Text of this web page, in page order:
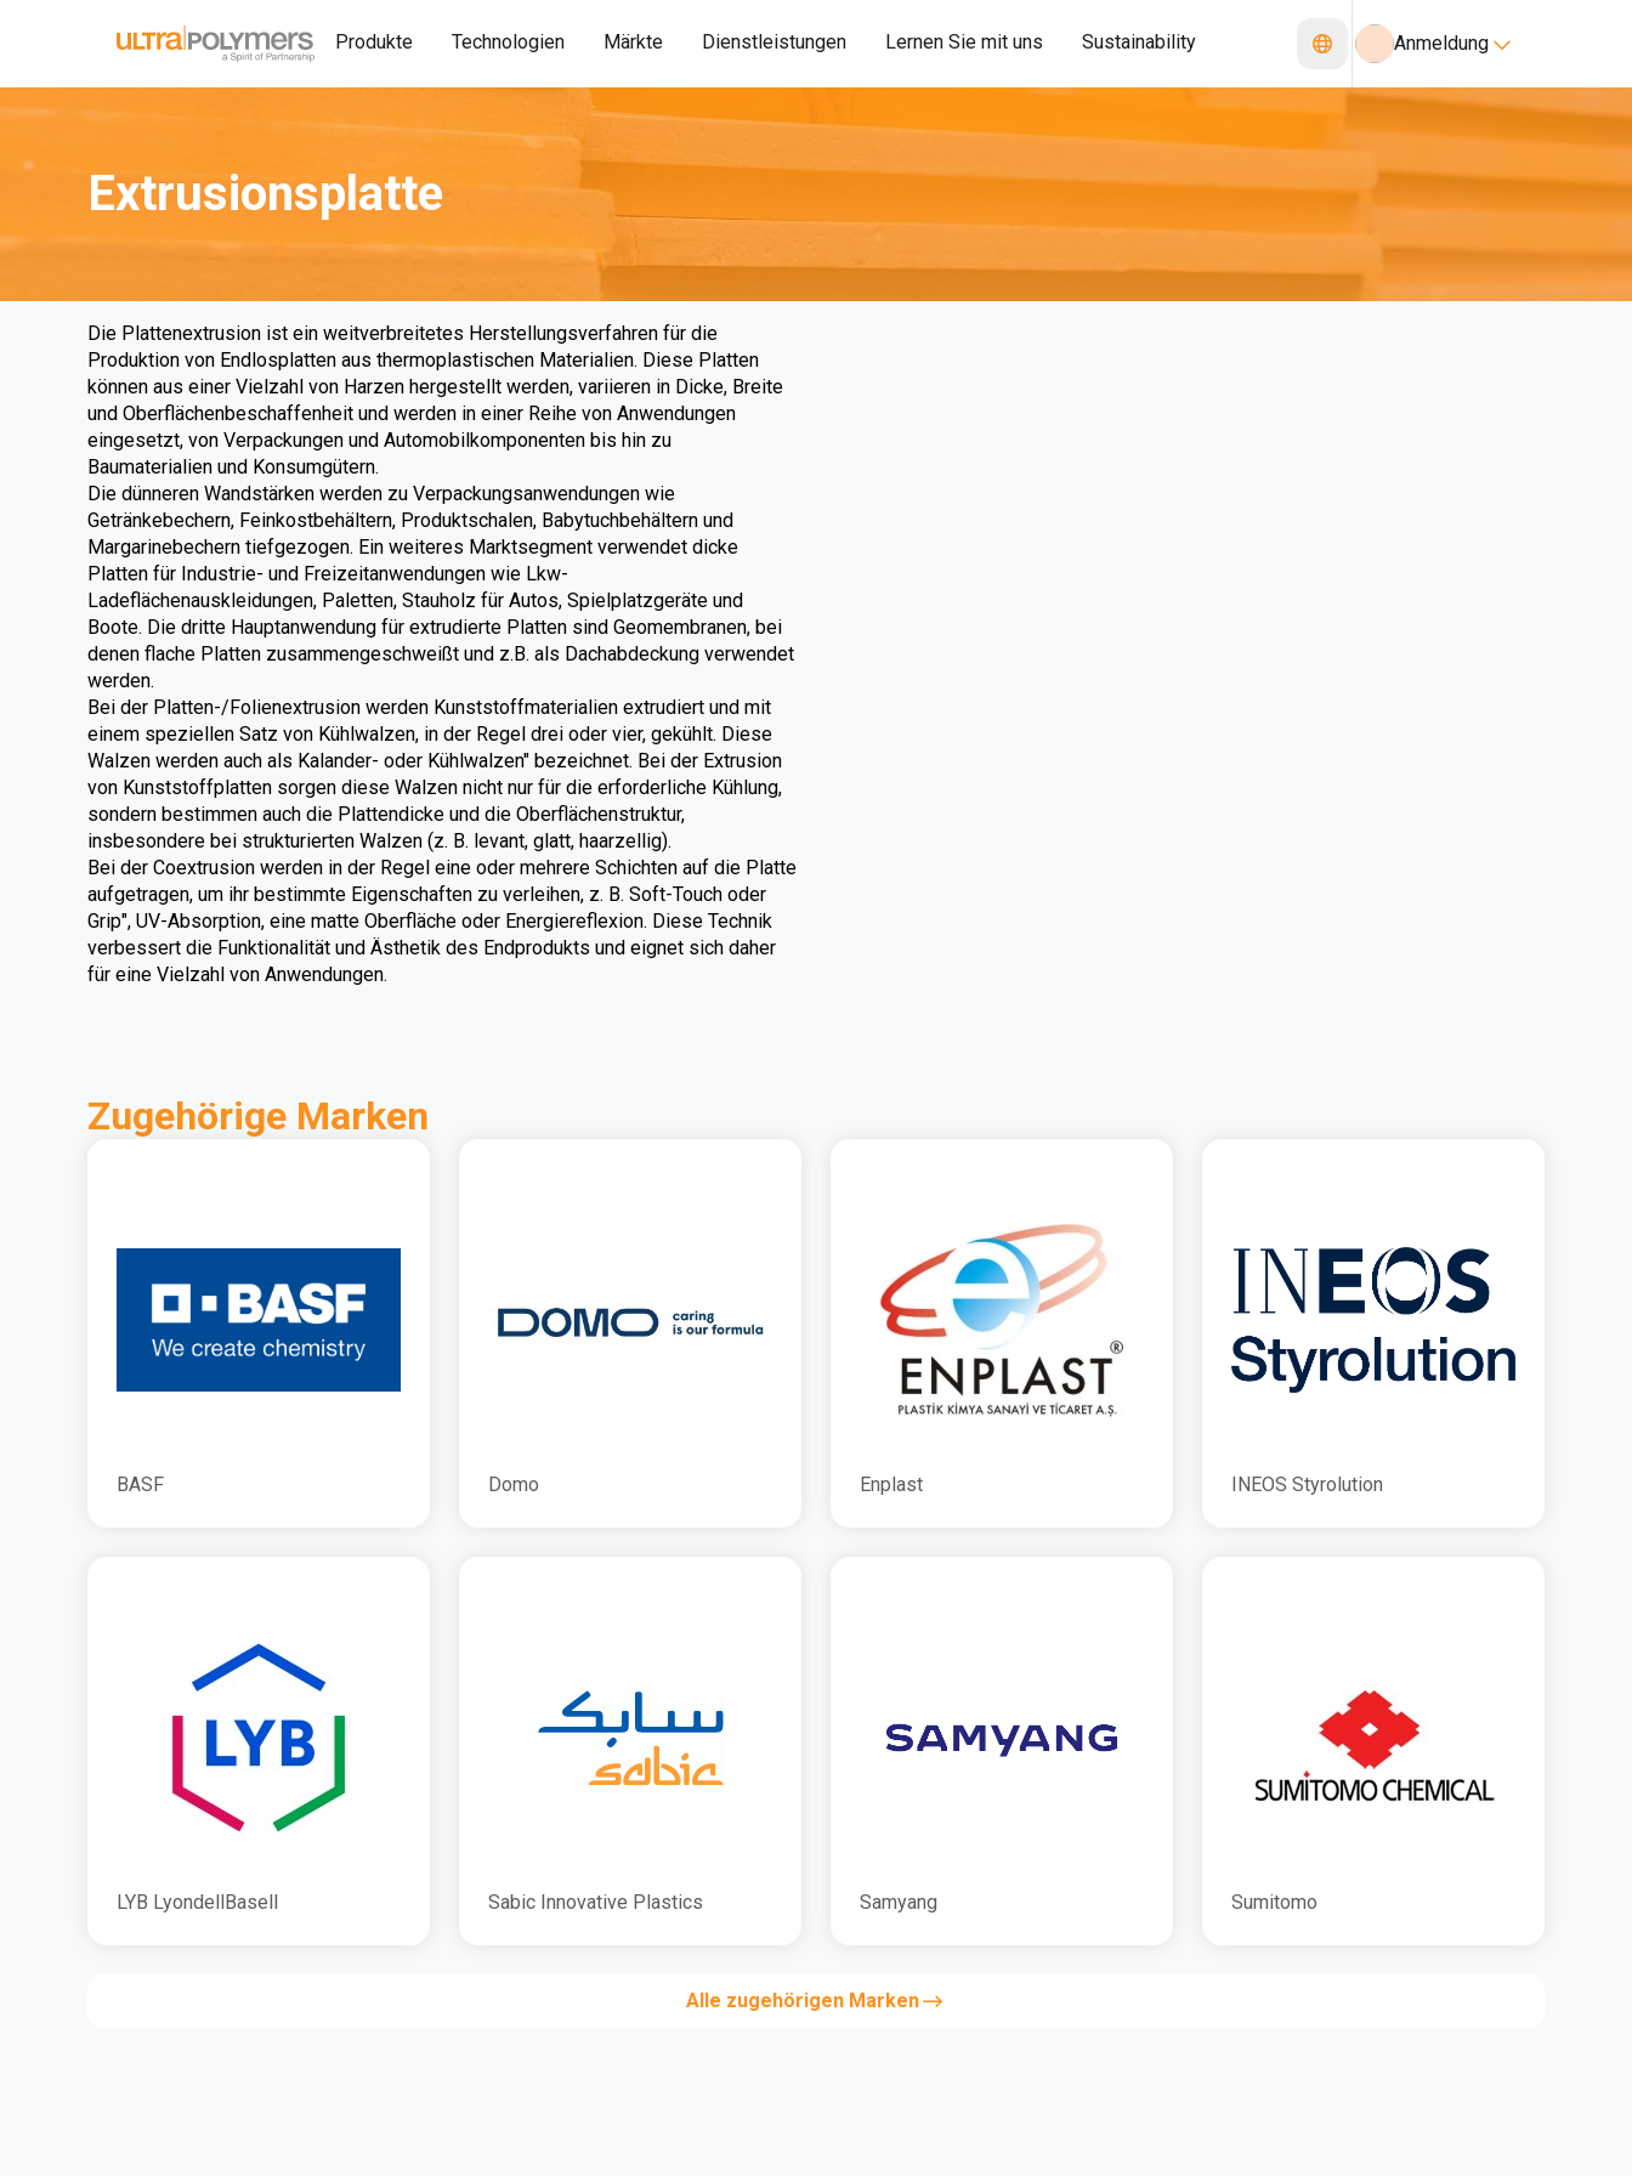
Produkte Technologien Märkte Dienstleistungen Lernen Sie mit uns Sustainability Anmeldung
Extrusionsplatte
Die Plattenextrusion ist ein weitverbreitetes Herstellungsverfahren für die
Produktion von Endlosplatten aus thermoplastischen Materialien. Diese Platten
können aus einer Vielzahl von Harzen hergestellt werden, variieren in Dicke, Breite
und Oberflächenbeschaffenheit und werden in einer Reihe von Anwendungen
eingesetzt, von Verpackungen und Automobilkomponenten bis hin zu
Baumaterialien und Konsumgütern.
Die dünneren Wandstärken werden zu Verpackungsanwendungen wie
Getränkebechern, Feinkostbehältern, Produktschalen, Babytuchbehältern und
Margarinebechern tiefgezogen. Ein weiteres Marktsegment verwendet dicke
Platten für Industrie- und Freizeitanwendungen wie Lkw-
Ladeflächenauskleidungen, Paletten, Stauholz für Autos, Spielplatzgeräte und
Boote. Die dritte Hauptanwendung für extrudierte Platten sind Geomembranen, bei
denen flache Platten zusammengeschweißt und z.B. als Dachabdeckung verwendet
werden.
Bei der Platten-/Folienextrusion werden Kunststoffmaterialien extrudiert und mit
einem speziellen Satz von Kühlwalzen, in der Regel drei oder vier, gekühlt. Diese
Walzen werden auch als Kalander- oder Kühlwalzen" bezeichnet. Bei der Extrusion
von Kunststoffplatten sorgen diese Walzen nicht nur für die erforderliche Kühlung,
sondern bestimmen auch die Plattendicke und die Oberflächenstruktur,
insbesondere bei strukturierten Walzen (z. B. levant, glatt, haarzellig).
Bei der Coextrusion werden in der Regel eine oder mehrere Schichten auf die Platte
aufgetragen, um ihr bestimmte Eigenschaften zu verleihen, z. B. Soft-Touch oder
Grip", UV-Absorption, eine matte Oberfläche oder Energiereflexion. Diese Technik
verbessert die Funktionalität und Ästhetik des Endprodukts und eignet sich daher
für eine Vielzahl von Anwendungen.
Zugehörige Marken
BASF Domo Enplast INEOS Styrolution
LYB LyondellBasell Sabic Innovative Plastics Samyang Sumitomo
Alle zugehörigen Marken